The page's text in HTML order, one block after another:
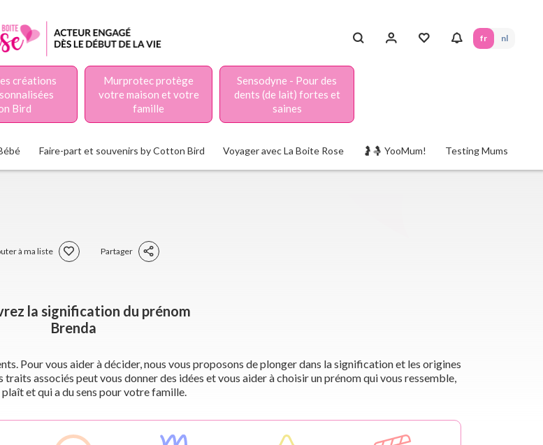
fr nl
créations
Bird
Murprotec protège
votre maison et votre
famille
Sensodyne - Pour des
dents (de lait) fortes et
saines
Faire-part et souvenirs by Cotton Bird Voyager avec La Boite Rose 🤰🤱 YooMum! Testing Mums
à ma liste Partager
la signification du prénom
Brenda
Pour vous aider à décider, nous vous proposons de plonger dans la signification et les origines
associés peut vous donner des idées et vous aider à choisir un prénom qui vous ressemble,
et qui a du sens pour votre famille.